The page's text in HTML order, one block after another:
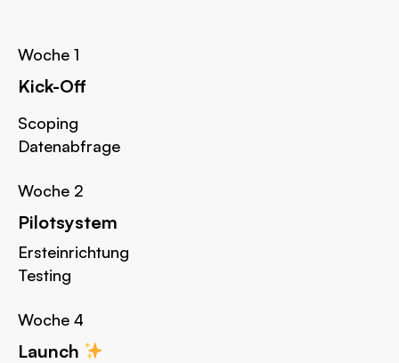
Woche 1
Kick-Off
Scoping
Datenabfrage
Woche 2
Pilotsystem
Ersteinrichtung
Testing
Woche 4
Launch